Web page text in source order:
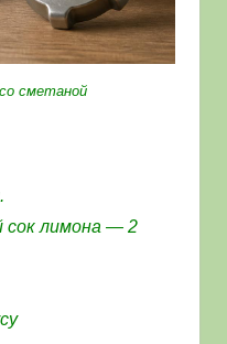
сметаной
сок лимона — 2